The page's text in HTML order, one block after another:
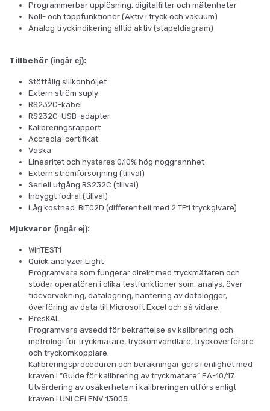
Programmerbar upplösning, digitalfilter och mätenheter
Noll- och toppfunktioner (Aktiv i tryck och vakuum)
Analog tryckindikering alltid aktiv (stapeldiagram)
Tillbehör (ingår ej):
Stöttålig silikonhöljet
Extern ström suply
RS232C-kabel
RS232C-USB-adapter
Kalibreringsrapport
Accredia-certifikat
Väska
Linearitet och hysteres 0,10% hög noggrannhet
Extern strömförsörjning (tillval)
Seriell utgång RS232C (tillval)
Inbyggt fodral (tillval)
Låg kostnad: BIT02D (differentiell med 2 TP1 tryckgivare)
Mjukvaror (ingår ej):
WinTEST1
Quick analyzer Light
Programvara som fungerar direkt med tryckmätaren och
stöder operatören i olika testfunktioner som, analys, över
tidövervakning, datalagring, hantering av datalogger,
överföring av data till Microsoft Excel och så vidare.
PresKAL
Programvara avsedd för bekräftelse av kalibrering och
metrologi för tryckmätare, tryckomvandlare, trycköverförare
och tryckomkopplare.
Kalibreringsproceduren och beräkningar görs i enlighet med
kraven i ”Guide för kalibrering av tryckmätare” EA-10/17.
Utvärdering av osäkerheten i kalibreringen utförs enligt
kraven i UNI CEI ENV 13005.